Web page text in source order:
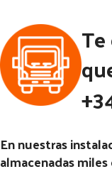
Código Pieza:
En nuestras
almacenadas